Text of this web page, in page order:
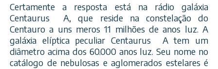
Certamente a resposta está na rádio galáxia
Centaurus A, que reside na constelação do
Centauro a uns meros 11 milhões de anos luz. A
galáxia elíptica peculiar Centaurus A tem um
diâmetro acima dos 60.000 anos luz. Seu nome no
catálogo de nebulosas e aglomerados estelares é